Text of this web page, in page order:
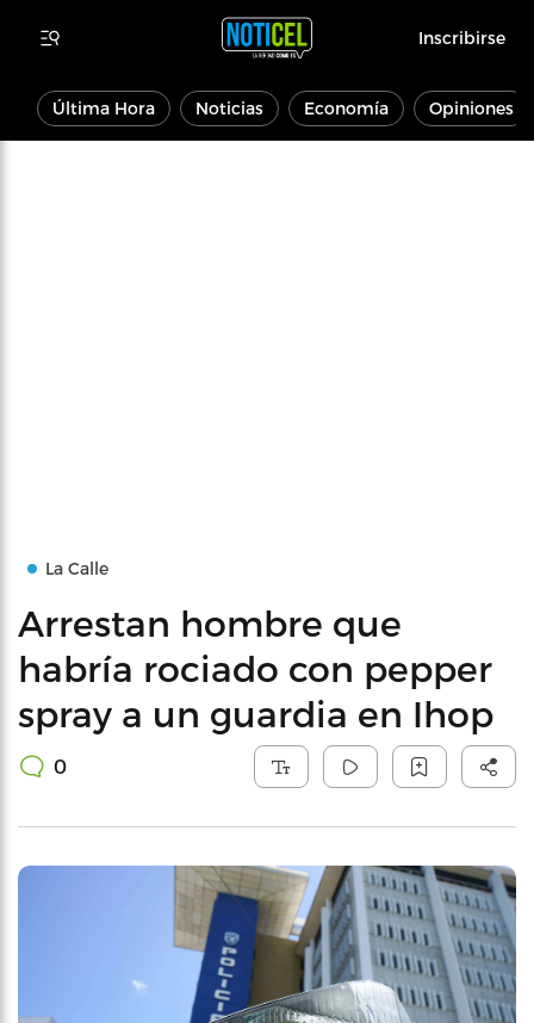
Inscribirse
Última Hora Noticias Economía Opiniones
La Calle
Arrestan hombre que
habría rociado con pepper
spray a un guardia en Ihop
0